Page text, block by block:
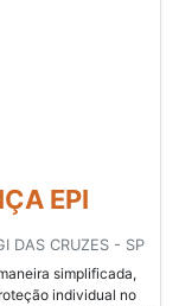
EPI
DAS CRUZES - SP
simplificada,
individual no